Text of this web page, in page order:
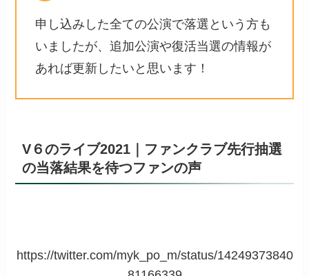
申し込みした全ての公演で落選という方も
いましたが、追加公演や復活当選の情報が
あれば更新したいと思います！
V６のライブ2021｜ ファンクラブ先行抽選
の当落結果を待つファンの声
https://twitter.com/myk_po_m/status/14249373840